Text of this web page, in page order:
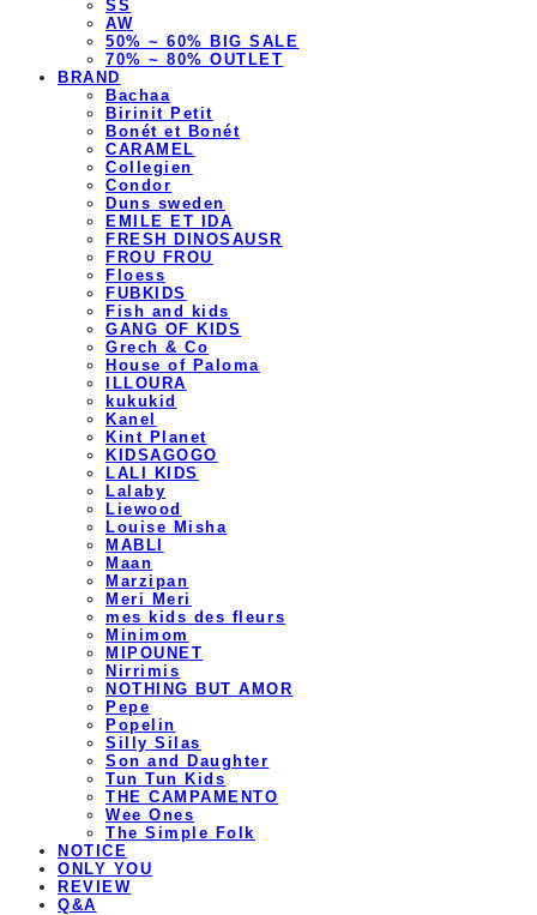
SS
AW
50% ~ 60% BIG SALE
70% ~ 80% OUTLET
BRAND
Bachaa
Birinit Petit
Bonét et Bonét
CARAMEL
Collegien
Condor
Duns sweden
EMILE ET IDA
FRESH DINOSAUSR
FROU FROU
Floess
FUBKIDS
Fish and kids
GANG OF KIDS
Grech & Co
House of Paloma
ILLOURA
kukukid
Kanel
Kint Planet
KIDSAGOGO
LALI KIDS
Lalaby
Liewood
Louise Misha
MABLI
Maan
Marzipan
Meri Meri
mes kids des fleurs
Minimom
MIPOUNET
Nirrimis
NOTHING BUT AMOR
Pepe
Popelin
Silly Silas
Son and Daughter
Tun Tun Kids
THE CAMPAMENTO
Wee Ones
The Simple Folk
NOTICE
ONLY YOU
REVIEW
Q&A